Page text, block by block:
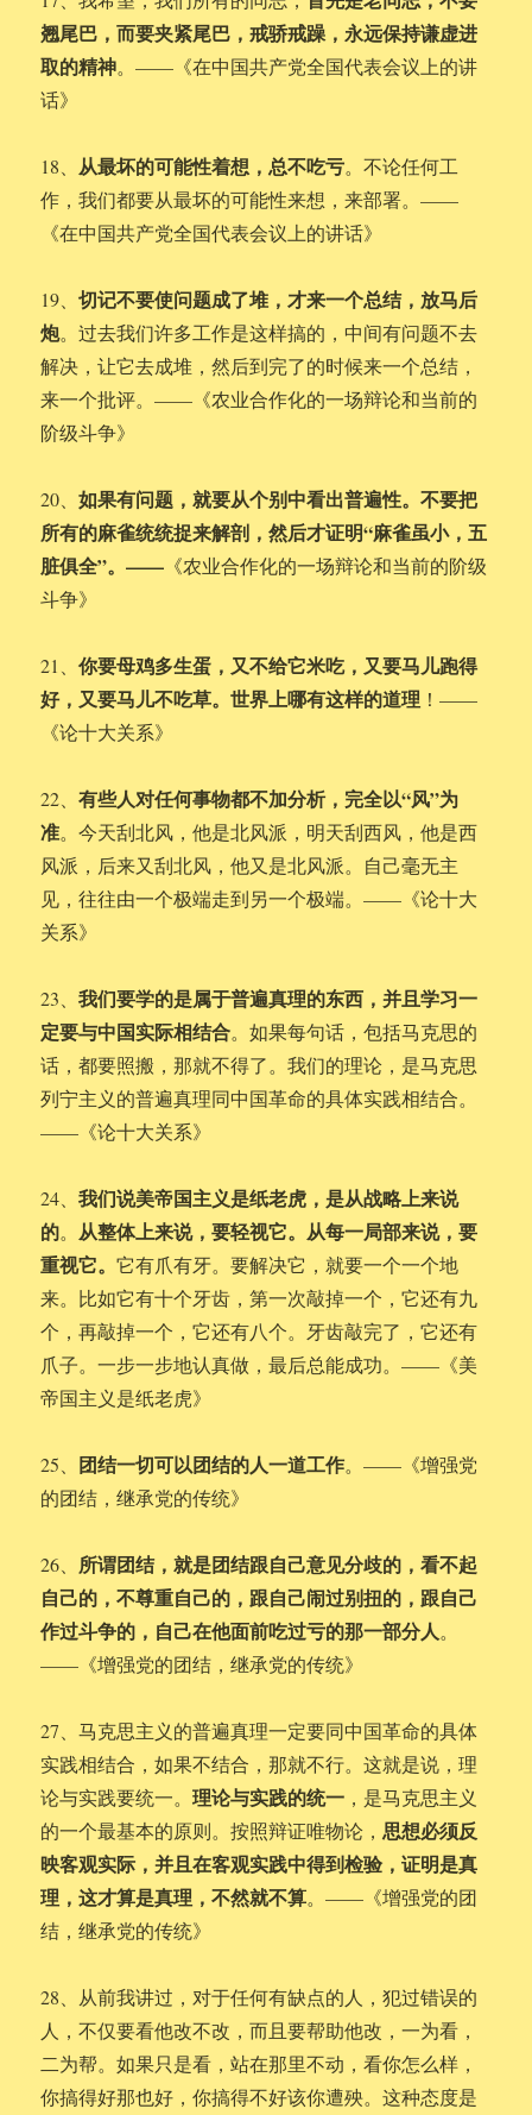
翘尾巴，而要夹紧尾巴，戒骄戒躁，永远保持谦虚进
取的精神。——《在中国共产党全国代表会议上的讲
话》
18、 从最坏的可能性着想，总不吃亏。不论任何工
作，我们都要从最坏的可能性来想，来部署。——
《在中国共产党全国代表会议上的讲话》
19、切记不要使问题成了堆，才来一个总结，放马后
炮。过去我们许多工作是这样搞的，中间有问题不去
解决，让它去成堆，然后到完了的时候来一个总结，
来一个批评。——《农业合作化的一场辩论和当前的
阶级斗争》
20、如果有问题，就要从个别中看出普遍性。不要把
所有的麻雀统统捉来解剖，然后才证明“麻雀虽小，五
脏俱全”。—— 《农业合作化的一场辩论和当前的阶级
斗争》
21、你要母鸡多生蛋，又不给它米吃，又要马儿跑得
好，又要马儿不吃草。世界上哪有这样的道理 ！——
《论十大关系》
22、有些人对任何事物都不加分析，完全以“风”为
准。今天刮北风，他是北风派，明天刮西风，他是西
风派，后来又刮北风，他又是北风派。自己毫无主
见，往往由一个极端走到另一个极端。——《论十大
关系》
23、我们要学的是属于普遍真理的东西，并且学习一
定要与中国实际相结合。如果每句话，包括马克思的
话，都要照搬，那就不得了。我们的理论，是马克思
列宁主义的普遍真理同中国革命的具体实践相结合。
——《论十大关系》
24、我们说美帝国主义是纸老虎，是从战略上来说
的。 从整体上来说，要轻视它。从每一局部来说，要
重视它。它有爪有牙。要解决它，就要一个一个地
来。比如它有十个牙齿，第一次敲掉一个，它还有九
个，再敲掉一个，它还有八个。牙齿敲完了，它还有
爪子。一步一步地认真做，最后总能成功。——《美
帝国主义是纸老虎》
25、 团结一切可以团结的人一道工作。——《增强党
的团结，继承党的传统》
26、 所谓团结，就是团结跟自己意见分歧的，看不起
自己的，不尊重自己的，跟自己闹过别扭的，跟自己
作过斗争的，自己在他面前吃过亏的那一部分人。
——《增强党的团结，继承党的传统》
27、马克思主义的普遍真理一定要同中国革命的具体
实践相结合，如果不结合，那就不行。这就是说，理
论与实践要统一。理论与实践的统一 ，是马克思主义
的一个最基本的原则。按照辩证唯物论，思想必须反
映客观实际，并且在客观实践中得到检验，证明是真
理，这才算是真理，不然就不算。——《增强党的团
结，继承党的传统》
28、从前我讲过，对于任何有缺点的人，犯过错误的
人，不仅要看他改不改，而且要帮助他改，一为看，
二为帮。如果只是看，站在那里不动，看你怎么样，
你搞得好那也好，你搞得不好该你遭殃。这种态度是